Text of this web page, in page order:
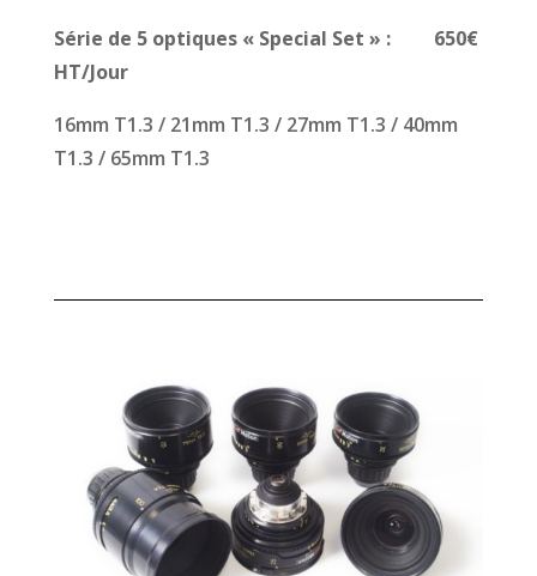
Série de 5 optiques « Special Set » : 650€
HT/Jour
16mm T1.3 / 21mm T1.3 / 27mm T1.3 / 40mm
T1.3 / 65mm T1.3